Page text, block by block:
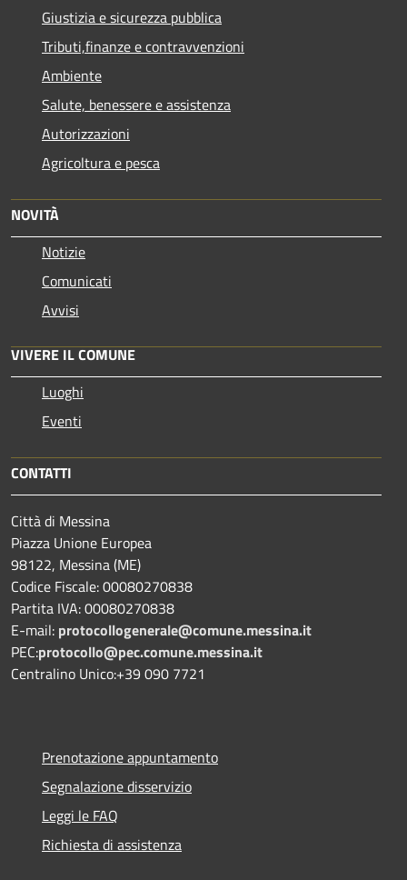
Giustizia e sicurezza pubblica
Tributi,finanze e contravvenzioni
Ambiente
Salute, benessere e assistenza
Autorizzazioni
Agricoltura e pesca
NOVITÀ
Notizie
Comunicati
Avvisi
VIVERE IL COMUNE
Luoghi
Eventi
CONTATTI
Città di Messina
Piazza Unione Europea
98122, Messina (ME)
Codice Fiscale: 00080270838
Partita IVA: 00080270838
E-mail: protocollogenerale@comune.messina.it
PEC:protocollo@pec.comune.messina.it
Centralino Unico:+39 090 7721
Prenotazione appuntamento
Segnalazione disservizio
Leggi le FAQ
Richiesta di assistenza